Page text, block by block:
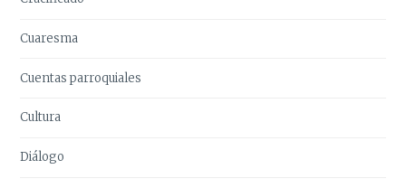
Cuaresma
Cuentas parroquiales
Cultura
Diálogo